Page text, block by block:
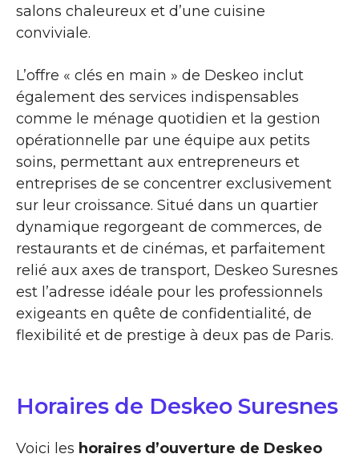
salons chaleureux et d’une cuisine
conviviale.
L’offre « clés en main » de Deskeo inclut
également des services indispensables
comme le ménage quotidien et la gestion
opérationnelle par une équipe aux petits
soins, permettant aux entrepreneurs et
entreprises de se concentrer exclusivement
sur leur croissance. Situé dans un quartier
dynamique regorgeant de commerces, de
restaurants et de cinémas, et parfaitement
relié aux axes de transport, Deskeo Suresnes
est l’adresse idéale pour les professionnels
exigeants en quête de confidentialité, de
flexibilité et de prestige à deux pas de Paris.
Horaires de Deskeo Suresnes
Voici les horaires d’ouverture de Deskeo